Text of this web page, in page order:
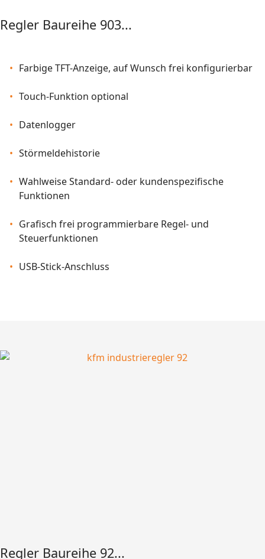
Regler Baureihe 903...
Farbige TFT-Anzeige, auf Wunsch frei konfigurierbar
Touch-Funktion optional
Datenlogger
Störmeldehistorie
Wahlweise Standard- oder kundenspezifische
Funktionen
Grafisch frei programmierbare Regel- und
Steuerfunktionen
USB-Stick-Anschluss
Regler Baureihe 92...